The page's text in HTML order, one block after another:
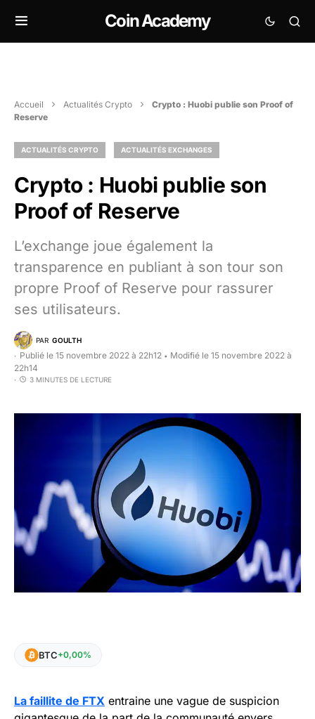
Coin Academy
Accueil Actualités Crypto
Crypto : Huobi publie son Proof of
Reserve
ACTUALITÉS CRYPTO ACTUALITÉS EXCHANGES
Crypto : Huobi publie son
Proof of Reserve
L’exchange joue également la
transparence en publiant à son tour son
propre Proof of Reserve pour rassurer
ses utilisateurs.
PAR GOULTH
Publié le 15 novembre 2022 à 22h12 • Modifié le 15 novembre 2022 à
22h14
3 MINUTES DE LECTURE
BTC+0,00%
La faillite de FTX entraine une vague de suspicion